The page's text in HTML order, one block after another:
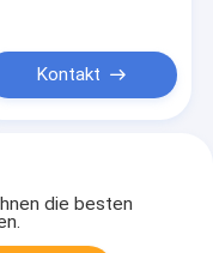
Kontakt
die besten